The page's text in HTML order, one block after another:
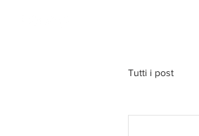
Tutti i post